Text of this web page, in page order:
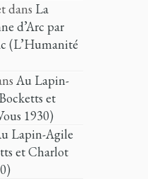
dans La
d’Arc par
(L’Humanité
Au Lapin-
et
1930)
Lapin-Agile
et Charlot